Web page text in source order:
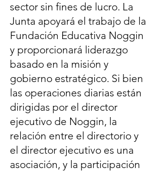
sector sin fines de lucro. La
Junta apoyará el trabajo de la
Fundación Educativa Noggin
y proporcionará liderazgo
basado en la misión y
gobierno estratégico. Si bien
las operaciones diarias están
dirigidas por el director
ejecutivo de Noggin, la
relación entre el directorio y
el director ejecutivo es una
asociación, y la participación